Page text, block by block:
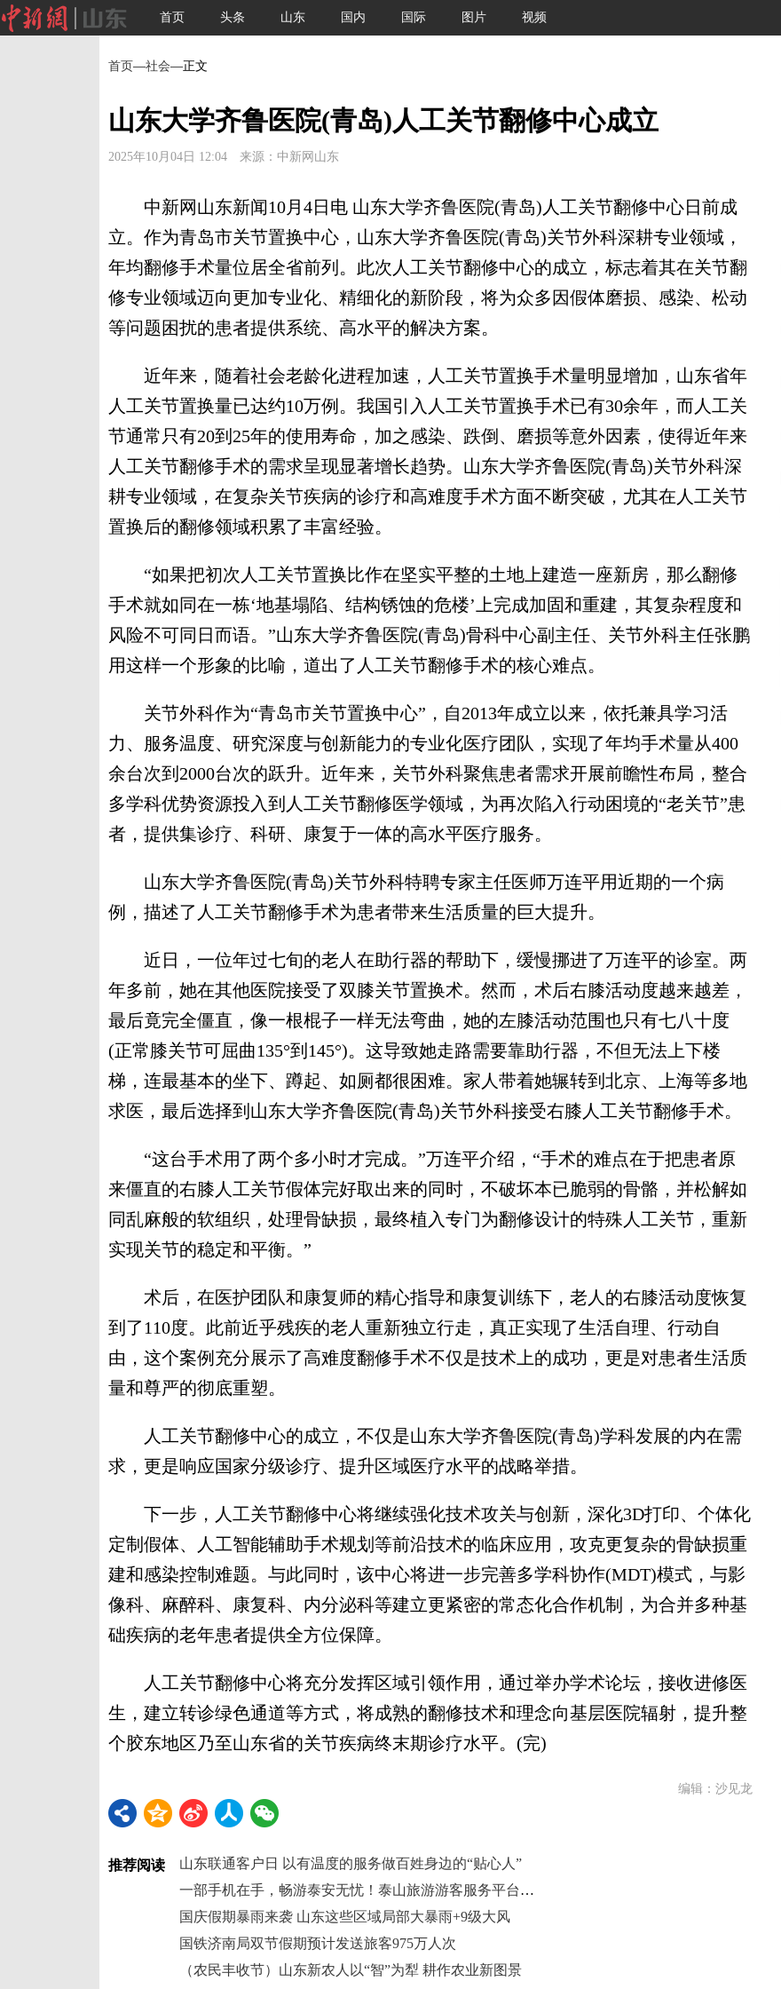
首页 头条 山东 国内 国际 图片 视频
首页—社会—正文
山东大学齐鲁医院(青岛)人工关节翻修中心成立
2025年10月04日 12:04 来源：中新网山东
中新网山东新闻10月4日电 山东大学齐鲁医院(青岛)人工关节翻修中心日前成
立。作为青岛市关节置换中心，山东大学齐鲁医院(青岛)关节外科深耕专业领域，
年均翻修手术量位居全省前列。此次人工关节翻修中心的成立，标志着其在关节翻
修专业领域迈向更加专业化、精细化的新阶段，将为众多因假体磨损、感染、松动
等问题困扰的患者提供系统、高水平的解决方案。
近年来，随着社会老龄化进程加速，人工关节置换手术量明显增加，山东省年
人工关节置换量已达约10万例。我国引入人工关节置换手术已有30余年，而人工关
节通常只有20到25年的使用寿命，加之感染、跌倒、磨损等意外因素，使得近年来
人工关节翻修手术的需求呈现显著增长趋势。山东大学齐鲁医院(青岛)关节外科深
耕专业领域，在复杂关节疾病的诊疗和高难度手术方面不断突破，尤其在人工关节
置换后的翻修领域积累了丰富经验。
“如果把初次人工关节置换比作在坚实平整的土地上建造一座新房，那么翻修
手术就如同在一栋‘地基塌陷、结构锈蚀的危楼’上完成加固和重建，其复杂程度和
风险不可同日而语。”山东大学齐鲁医院(青岛)骨科中心副主任、关节外科主任张鹏
用这样一个形象的比喻，道出了人工关节翻修手术的核心难点。
关节外科作为“青岛市关节置换中心”，自2013年成立以来，依托兼具学习活
力、服务温度、研究深度与创新能力的专业化医疗团队，实现了年均手术量从400
余台次到2000台次的跃升。近年来，关节外科聚焦患者需求开展前瞻性布局，整合
多学科优势资源投入到人工关节翻修医学领域，为再次陷入行动困境的“老关节”患
者，提供集诊疗、科研、康复于一体的高水平医疗服务。
山东大学齐鲁医院(青岛)关节外科特聘专家主任医师万连平用近期的一个病
例，描述了人工关节翻修手术为患者带来生活质量的巨大提升。
近日，一位年过七旬的老人在助行器的帮助下，缓慢挪进了万连平的诊室。两
年多前，她在其他医院接受了双膝关节置换术。然而，术后右膝活动度越来越差，
最后竟完全僵直，像一根棍子一样无法弯曲，她的左膝活动范围也只有七八十度
(正常膝关节可屈曲135°到145°)。这导致她走路需要靠助行器，不但无法上下楼
梯，连最基本的坐下、蹲起、如厕都很困难。家人带着她辗转到北京、上海等多地
求医，最后选择到山东大学齐鲁医院(青岛)关节外科接受右膝人工关节翻修手术。
“这台手术用了两个多小时才完成。”万连平介绍，“手术的难点在于把患者原
来僵直的右膝人工关节假体完好取出来的同时，不破坏本已脆弱的骨骼，并松解如
同乱麻般的软组织，处理骨缺损，最终植入专门为翻修设计的特殊人工关节，重新
实现关节的稳定和平衡。”
术后，在医护团队和康复师的精心指导和康复训练下，老人的右膝活动度恢复
到了110度。此前近乎残疾的老人重新独立行走，真正实现了生活自理、行动自
由，这个案例充分展示了高难度翻修手术不仅是技术上的成功，更是对患者生活质
量和尊严的彻底重塑。
人工关节翻修中心的成立，不仅是山东大学齐鲁医院(青岛)学科发展的内在需
求，更是响应国家分级诊疗、提升区域医疗水平的战略举措。
下一步，人工关节翻修中心将继续强化技术攻关与创新，深化3D打印、个体化
定制假体、人工智能辅助手术规划等前沿技术的临床应用，攻克更复杂的骨缺损重
建和感染控制难题。与此同时，该中心将进一步完善多学科协作(MDT)模式，与影
像科、麻醉科、康复科、内分泌科等建立更紧密的常态化合作机制，为合并多种基
础疾病的老年患者提供全方位保障。
人工关节翻修中心将充分发挥区域引领作用，通过举办学术论坛，接收进修医
生，建立转诊绿色通道等方式，将成熟的翻修技术和理念向基层医院辐射，提升整
个胶东地区乃至山东省的关节疾病终末期诊疗水平。(完)
编辑：沙见龙
推荐阅读
山东联通客户日 以有温度的服务做百姓身边的“贴心人”
一部手机在手，畅游泰安无忧！泰山旅游游客服务平台全新升级
国庆假期暴雨来袭 山东这些区域局部大暴雨+9级大风
国铁济南局双节假期预计发送旅客975万人次
（农民丰收节）山东新农人以“智”为犁 耕作农业新图景